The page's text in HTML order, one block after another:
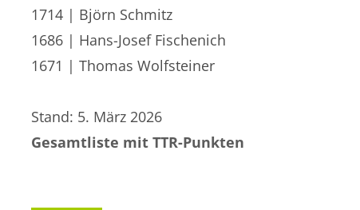
1714 | Björn Schmitz
1686 | Hans-Josef Fischenich
1671 | Thomas Wolfsteiner
Stand: 5. März 2026
Gesamtliste mit TTR-Punkten